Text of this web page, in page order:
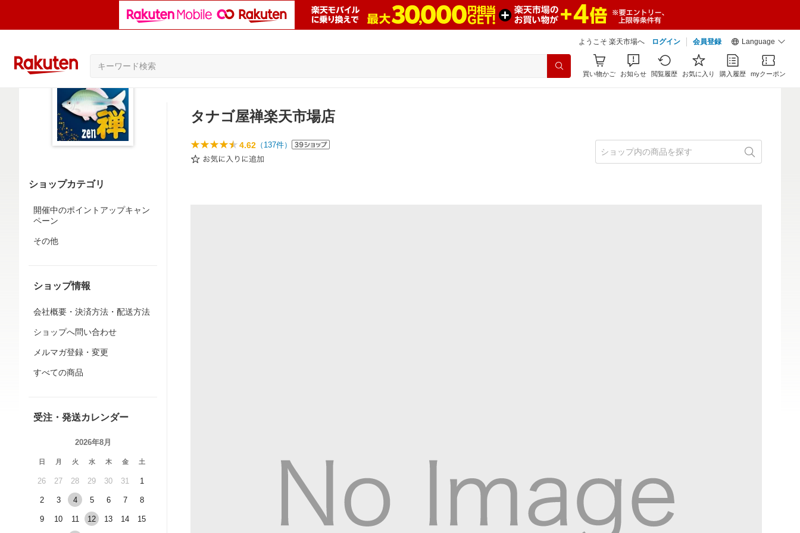
ようこそ 楽天市場へ ログイン 会員登録 Language
買い物かご お知らせ 閲覧履歴 お気に入り 購入履歴 myクーポン
ショップカテゴリ
開催中のポイントアップキャン
ペーン
その他
ショップ情報
会社概要・決済方法・配送方法
ショップへ問い合わせ
メルマガ登録・変更
すべての商品
受注・発送カレンダー
2026年8月
日 月 火 水 木 金 土
26 27 28 29 30 31 1
2 3 4 5 6 7 8
9 10 11 12 13 14 15
タナゴ屋禅楽天市場店
4.62 （ 137件）